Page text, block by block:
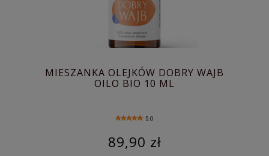
MIESZANKA OLEJKÓW DOBRY WAJB
OILO BIO 10 ML
5.0
89,90 zł